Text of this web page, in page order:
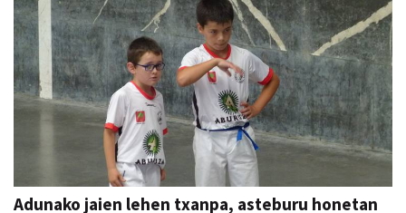
Adunako jaien lehen txanpa, asteburu honetan